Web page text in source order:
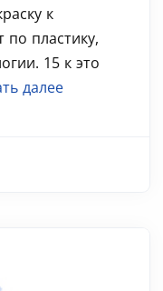
к
по пластику,
15 к это
далее